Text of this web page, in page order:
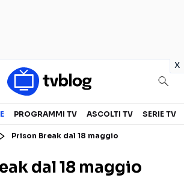
x
SERIE TV
PROGRAMMI TV ASCOLTI TV SERIE TV
Prison Break dal 18 maggio
dal 18 maggio